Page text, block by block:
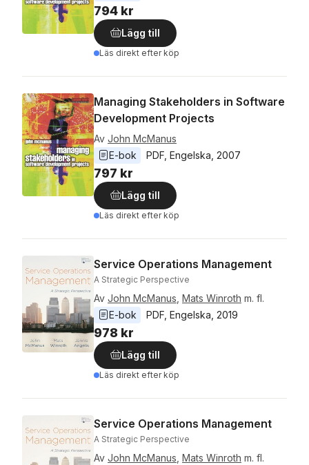
794 kr
Lägg till
Läs direkt efter köp
Managing Stakeholders in Software
Development Projects
Av John McManus
E-bok
PDF, Engelska, 2007
797 kr
Lägg till
Läs direkt efter köp
Service Operations Management
A Strategic Perspective
Av John McManus, Mats Winroth m. fl.
E-bok
PDF, Engelska, 2019
978 kr
Lägg till
Läs direkt efter köp
Service Operations Management
A Strategic Perspective
Av John McManus, Mats Winroth m. fl.